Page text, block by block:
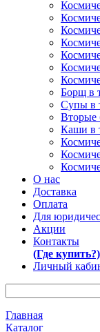
Борщ в
Супы в
Вторые
Каши в
О нас
Доставка
Оплата
Для
Акции
Контакты
(Где купить?)
Личный
Главная
Каталог